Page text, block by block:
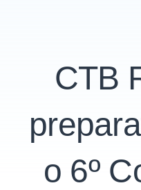
CTB
o 6º